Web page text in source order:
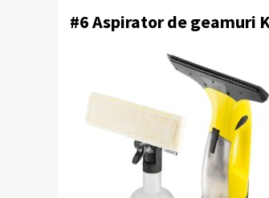
#6 Aspirator de geamuri